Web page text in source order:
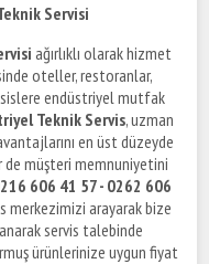
Servisi
ağırlıklı olarak hizmet
oteller, restoranlar,
endüstriyel mutfak
Teknik Servis, uzman
en üst düzeyde
de müşteri memnuniyetini
606 41 57 - 0262 606
merkezimizi arayarak bize
servis talebinde
ürünlerinize uygun fiyat